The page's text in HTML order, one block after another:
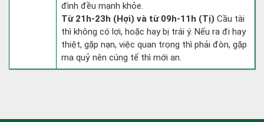
đình đều mạnh khỏe.
Từ 21h-23h (Hợi) và từ 09h-11h (Tị) Cầu tài
thì không có lợi, hoặc hay bị trái ý. Nếu ra đi hay
thiệt, gặp nạn, việc quan trọng thì phải đòn, gặp
ma quỷ nên cúng tế thì mới an.